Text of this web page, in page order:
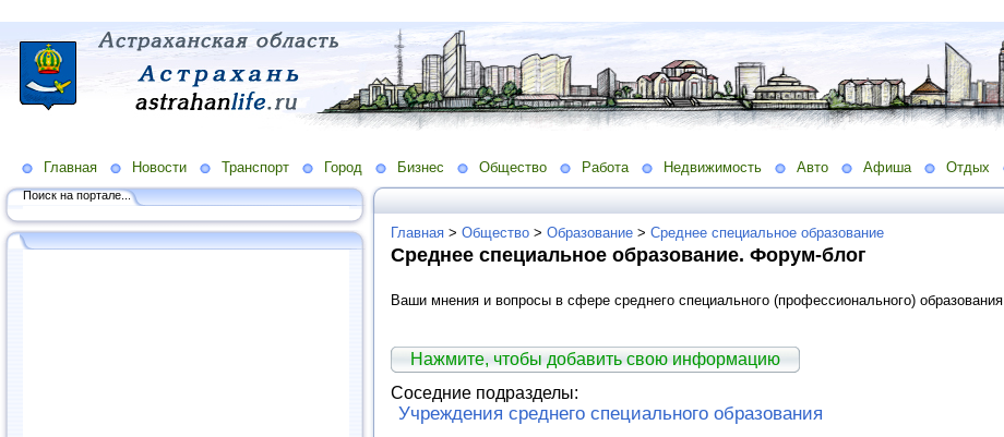
Главная Новости Транспорт Город Бизнес Общество Работа Недвижимость Авто Афиша Отдых
Поиск на портале...
Главная > Общество > Образование > Среднее специальное образование
Среднее специальное образование. Форум-блог
Ваши мнения и вопросы в сфере среднего специального (профессионального) образования
Нажмите, чтобы добавить свою информацию
Соседние подразделы:
Учреждения среднего специального образования